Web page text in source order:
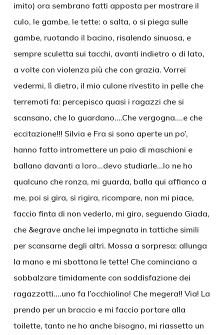
imito) ora sembrano fatti apposta per mostrare il
culo, le gambe, le tette: o salta, o si piega sulle
gambe, ruotando il bacino, risalendo sinuosa, e
sempre sculetta sui tacchi, avanti indietro o di lato,
a volte con violenza più che con grazia. Vorrei
vedermi, lì dietro, il mio culone rivestito in pelle che
terremoti fa: percepisco quasi i ragazzi che si
scansano, che lo guardano….Che vergogna….e che
eccitazione!!! Silvia e Fra si sono aperte un po’,
hanno fatto intromettere un paio di maschioni e
ballano davanti a loro…devo studiarle…Io ne ho
qualcuno che ronza, mi guarda, balla qui affianco a
me, poi si gira, si rigira, ricompare, non mi piace,
faccio finta di non vederlo, mi giro, seguendo Giada,
che &egrave anche lei impegnata in tattiche simili
per scansarne degli altri. Mossa a sorpresa: allunga
la mano e mi sbottona le tette! Che cominciano a
sobbalzare timidamente con soddisfazione dei
ragazzotti….uno fa l’occhiolino! Che megera!! Via! La
prendo per un braccio e mi faccio portare alla
toilette, tanto ne ho anche bisogno, mi riassetto un